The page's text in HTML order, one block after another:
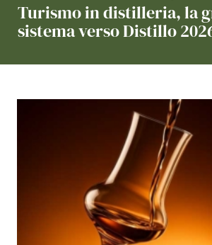
Turismo in distilleria, la
sistema verso Distillo